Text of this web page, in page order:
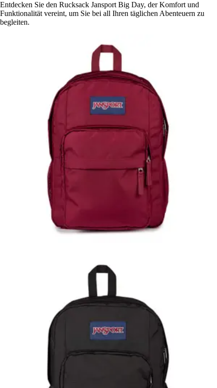
Entdecken Sie den Rucksack Jansport Big Day, der Komfort und
Funktionalität vereint, um Sie bei all Ihren täglichen Abenteuern zu
begleiten.